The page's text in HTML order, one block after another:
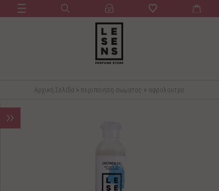
Αρχική Σελίδα > περιποιηση σωματος > αφρολουτρο